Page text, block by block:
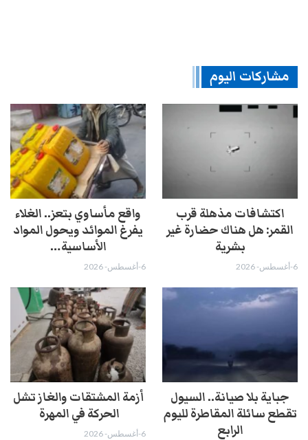
مشاركات اليوم
اكتشافات مذهلة قرب
القمر: هل هناك حضارة غير
بشرية
6-أغسطس- 2026
واقع مأساوي بتعز.. الغلاء
يفرغ الموائد ويحول المواد
الأساسية…
6-أغسطس- 2026
جباية بلا صيانة.. السيول
تقطع سائلة المقاطرة لليوم
الرابع
أزمة المشتقات والغاز تشل
الحركة في المهرة ​
6-أغسطس- 2026